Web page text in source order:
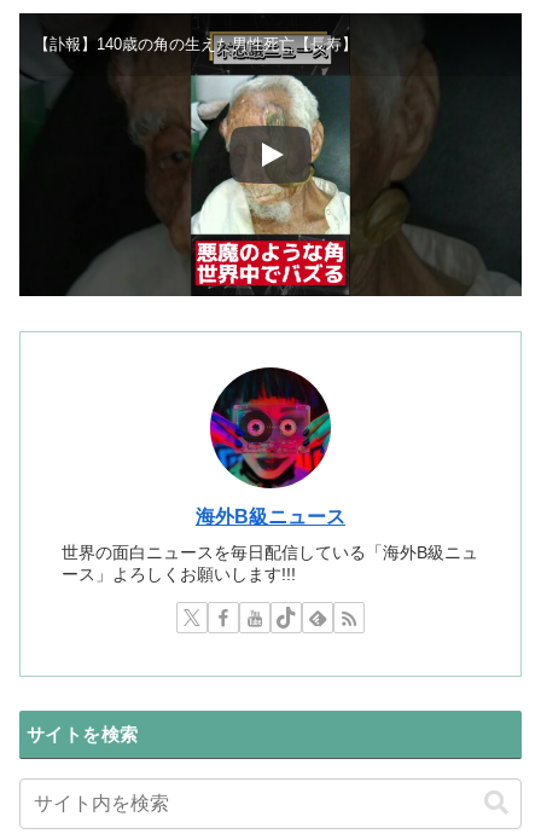
【訃報】140歳の角の生えた男性死亡【長寿】
海外B級ニュース
世界の面白ニュースを毎日配信している「海外B級ニュ
ース」よろしくお願いします!!!
サイトを検索